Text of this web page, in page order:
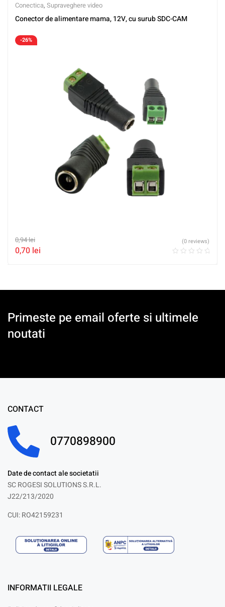
Conectica, Supraveghere video
Conector de alimentare mama, 12V, cu surub SDC-CAM
-26%
0,94lei
0,70 lei
(0 reviews)
Primeste pe email oferte si ultimele
noutati
CONTACT
0770898900
Date de contact ale societatii
SC ROGESI SOLUTIONS S.R.L.
J22/213/2020
CUI: RO42159231
INFORMATII LEGALE